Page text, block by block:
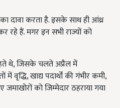
दावा करता है. इसके साथ ही आंध्र
रहे हैं. मगर इन सभी राज्यों को
थे, जिसके चलते अप्रैल में
वृद्धि, खाद्य पदार्थों की गंभीर कमी,
को जिम्मेदार ठहराया गया